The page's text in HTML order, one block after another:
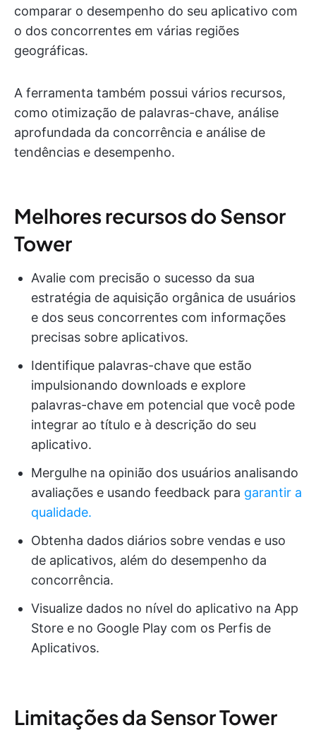
comparar o desempenho do seu aplicativo com
o dos concorrentes em várias regiões
geográficas.
A ferramenta também possui vários recursos,
como otimização de palavras-chave, análise
aprofundada da concorrência e análise de
tendências e desempenho.
Melhores recursos do Sensor
Tower
Avalie com precisão o sucesso da sua
estratégia de aquisição orgânica de usuários
e dos seus concorrentes com informações
precisas sobre aplicativos.
Identifique palavras-chave que estão
impulsionando downloads e explore
palavras-chave em potencial que você pode
integrar ao título e à descrição do seu
aplicativo.
Mergulhe na opinião dos usuários analisando
avaliações e usando feedback para garantir a
qualidade.
Obtenha dados diários sobre vendas e uso
de aplicativos, além do desempenho da
concorrência.
Visualize dados no nível do aplicativo na App
Store e no Google Play com os Perfis de
Aplicativos.
Limitações da Sensor Tower